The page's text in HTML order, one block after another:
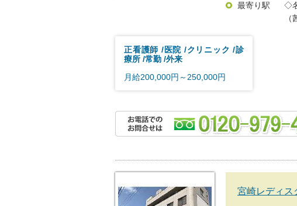
最寄り駅
◇
正看護師 医院 クリニック
診
療所 常勤 外来
月給200,000円～250,000円
宮崎レディス